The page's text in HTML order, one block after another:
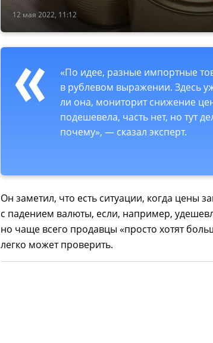
12 мая 2022, 11:12
«По идее, разные импортные
в рублевом выражении. Здесь
ли она, мониторит снижение
подешевела, часть нет, но тут
почему», — сказал эксперт.
Он заметил, что есть ситуации, когда цены
с падением валюты, если, например,
но чаще всего продавцы «просто хотят
легко может проверить.